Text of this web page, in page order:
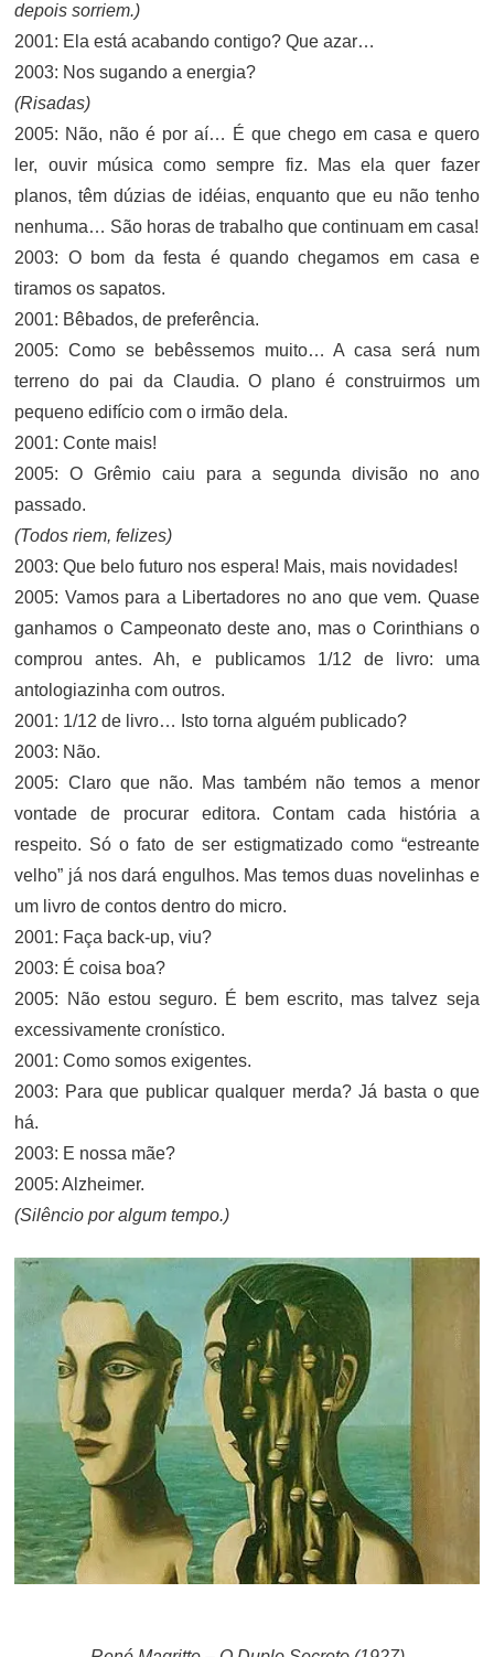
depois sorriem.)
2001: Ela está acabando contigo? Que azar…
2003: Nos sugando a energia?
(Risadas)
2005: Não, não é por aí… É que chego em casa e quero
ler, ouvir música como sempre fiz. Mas ela quer fazer
planos, têm dúzias de idéias, enquanto que eu não tenho
nenhuma… São horas de trabalho que continuam em casa!
2003: O bom da festa é quando chegamos em casa e
tiramos os sapatos.
2001: Bêbados, de preferência.
2005: Como se bebêssemos muito… A casa será num
terreno do pai da Claudia. O plano é construirmos um
pequeno edifício com o irmão dela.
2001: Conte mais!
2005: O Grêmio caiu para a segunda divisão no ano
passado.
(Todos riem, felizes)
2003: Que belo futuro nos espera! Mais, mais novidades!
2005: Vamos para a Libertadores no ano que vem. Quase
ganhamos o Campeonato deste ano, mas o Corinthians o
comprou antes. Ah, e publicamos 1/12 de livro: uma
antologiazinha com outros.
2001: 1/12 de livro… Isto torna alguém publicado?
2003: Não.
2005: Claro que não. Mas também não temos a menor
vontade de procurar editora. Contam cada história a
respeito. Só o fato de ser estigmatizado como “estreante
velho” já nos dará engulhos. Mas temos duas novelinhas e
um livro de contos dentro do micro.
2001: Faça back-up, viu?
2003: É coisa boa?
2005: Não estou seguro. É bem escrito, mas talvez seja
excessivamente cronístico.
2001: Como somos exigentes.
2003: Para que publicar qualquer merda? Já basta o que
há.
2003: E nossa mãe?
2005: Alzheimer.
(Silêncio por algum tempo.)